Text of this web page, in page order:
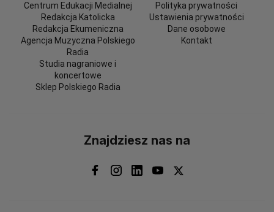
Centrum Edukacji Medialnej
Redakcja Katolicka
Redakcja Ekumeniczna
Agencja Muzyczna Polskiego
Radia
Studia nagraniowe i
koncertowe
Sklep Polskiego Radia
Polityka prywatności
Ustawienia prywatności
Dane osobowe
Kontakt
Znajdziesz nas na